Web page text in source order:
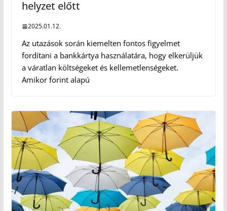
helyzet előtt
2025.01.12.
Az utazások során kiemelten fontos figyelmet
fordítani a bankkártya használatára, hogy elkerüljük
a váratlan költségeket és kellemetlenségeket.
Amikor forint alapú